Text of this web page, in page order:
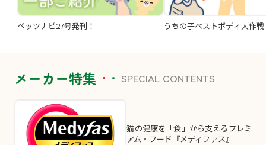
ペッツナビ27号発刊！ うちの子ベストボディ大作戦
メーカー特集 SPECIAL CONTENTS
猫の健康を「食」から支えるプレミ
アム・フード『メディファス』